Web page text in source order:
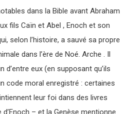
dans la Bible avant Abraham
fils Caïn et Abel , Enoch et son
selon l’histoire, a sauvé sa propre
dans l’ère de Noé. Arche . Il
d’entre eux (en supposant qu’ils
code moral enregistré : certaines
leur foi dans des livres
– et la Genèse mentionne